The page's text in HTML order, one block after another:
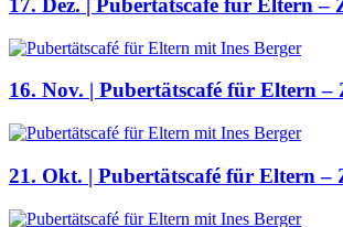
17. Dez. | Pubertätscafé für Eltern –
16. Nov. | Pubertätscafé für Eltern –
21. Okt. | Pubertätscafé für Eltern –